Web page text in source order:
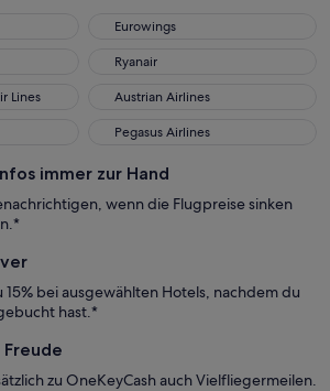
Eurowings
Eurowings
Ryanair
Ryanair
Lines
Lines Austrian Airlines
Austrian Airlines
Pegasus Airlines
Pegasus Airlines
immer zur Hand
wenn die Flugpreise sinken
15% bei ausgewählten Hotels, nachdem du
hast.*
zu OneKeyCash auch Vielfliegermeilen.